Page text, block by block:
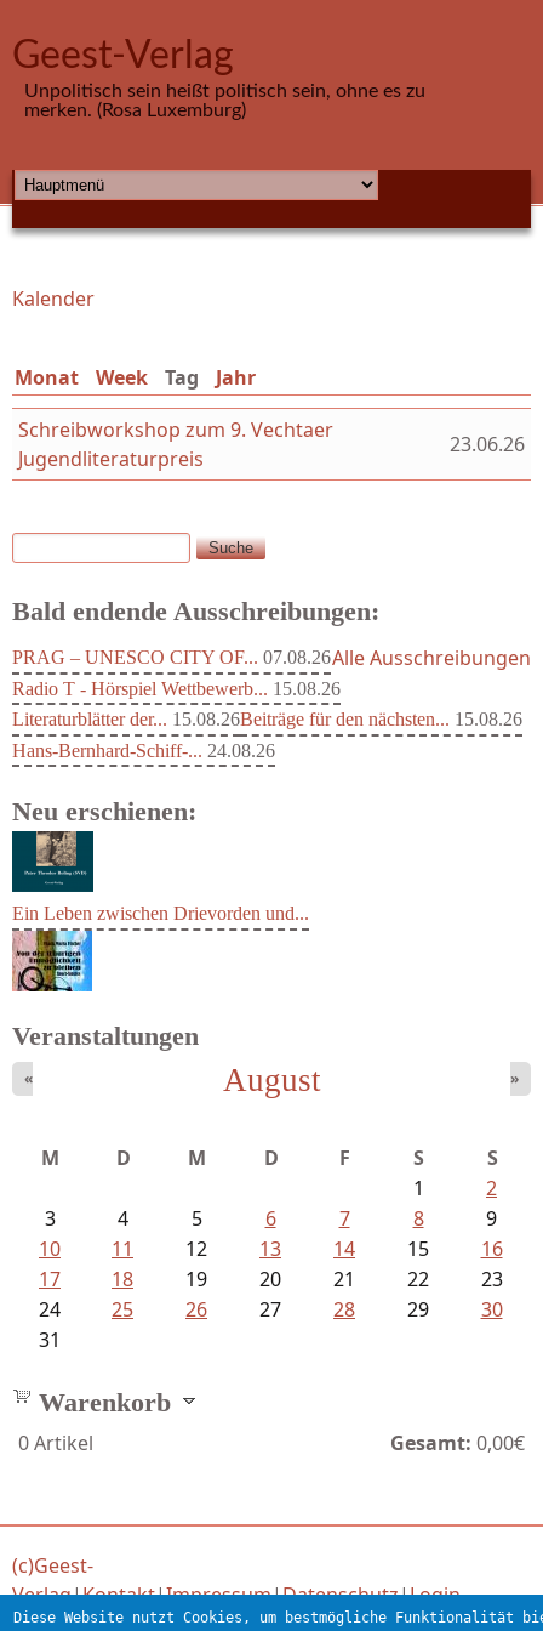
Geest-Verlag
Unpolitisch sein heißt politisch sein, ohne es zu
merken. (Rosa Luxemburg)
HAUPTMENÜ
Sie sind hier
Kalender
Monat Week Tag (aktiver Reiter)
Jahr
Schreibworkshop zum 9. Vechtaer
Jugendliteraturpreis
23.06.26
Suchformular
Suche
Bald endende Ausschreibungen:
PRAG – UNESCO CITY OF... 07.08.26
Radio T - Hörspiel Wettbewerb... 15.08.26
Literaturblätter der... 15.08.26Beiträge für den nächsten... 15.08.26
Hans-Bernhard-Schiff-... 24.08.26
Alle Ausschreibungen
Neu erschienen:
Ein Leben zwischen Drievorden und...
Veranstaltungen
August
« »
M D M D F S
S
1
2
3
4 5 6 7 8
9
10
11 12 13 14 15
16
17
18 19 20 21 22
23
24
25 26 27 28 29
30
31
Warenkorb
0Artikel Gesamt: 0,00€
(c)Geest-
Verlag|Kontakt|Impressum|Datenschutz|Login
Diese Website nutzt Cookies, um bestmögliche Funktionalität